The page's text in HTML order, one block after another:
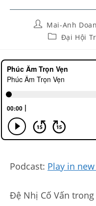
Mai-Anh Doan
Đại Hội
Podcast: Play in
Đệ Nhị Cố Vấn